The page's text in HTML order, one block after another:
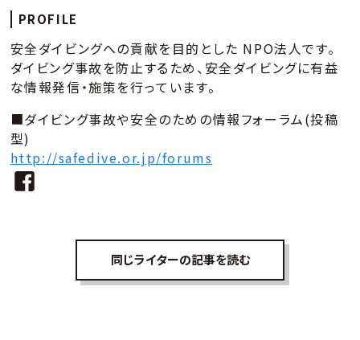
PROFILE
安全ダイビングへの貢献を目的とした NPO法人です。
ダイビング事故を防止するため、安全ダイビングに有益
な情報発信・施策を行っています。
■ダイビング事故や安全のための情報フォーラム(投稿
型)
http://safedive.or.jp/forums
同じライターの記事を読む